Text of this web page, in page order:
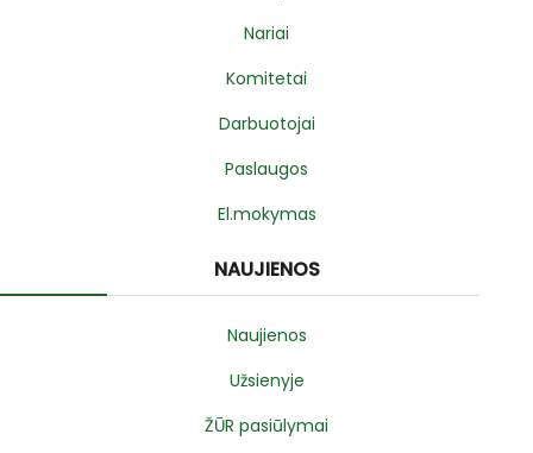
Nariai
Komitetai
Darbuotojai
Paslaugos
El.mokymas
NAUJIENOS
Naujienos
Užsienyje
ŽŪR pasiūlymai